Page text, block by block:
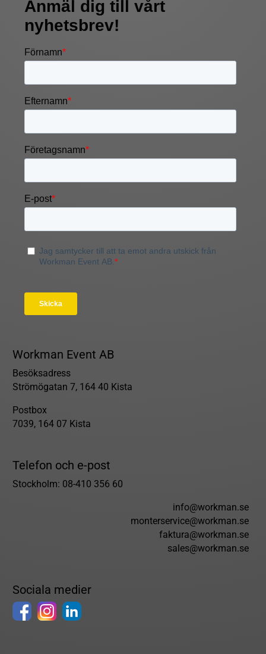
Workman Event AB
Besöksadress
Strömögatan 7, 164 40 Kista
Postbox
7039, 164 07 Kista
Telefon och e-post
Stockholm: 08-410 356 60
info@workman.se
monterservice@workman.se
faktura@workman.se
sales@workman.se
Sociala medier